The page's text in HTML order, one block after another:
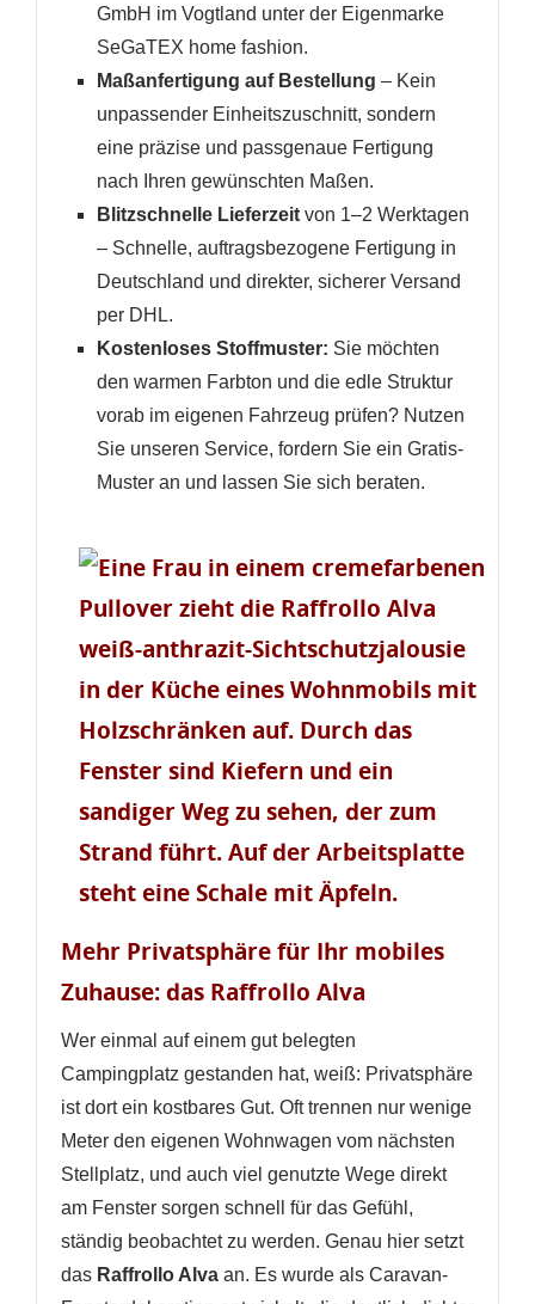
GmbH im Vogtland unter der Eigenmarke
SeGaTEX home fashion.
Maßanfertigung auf Bestellung – Kein
unpassender Einheitszuschnitt, sondern
eine präzise und passgenaue Fertigung
nach Ihren gewünschten Maßen.
Blitzschnelle Lieferzeit von 1–2 Werktagen
– Schnelle, auftragsbezogene Fertigung in
Deutschland und direkter, sicherer Versand
per DHL.
Kostenloses Stoffmuster: Sie möchten
den warmen Farbton und die edle Struktur
vorab im eigenen Fahrzeug prüfen? Nutzen
Sie unseren Service, fordern Sie ein Gratis-
Muster an und lassen Sie sich beraten.
Mehr Privatsphäre für Ihr mobiles
Zuhause: das Raffrollo Alva
Wer einmal auf einem gut belegten
Campingplatz gestanden hat, weiß: Privatsphäre
ist dort ein kostbares Gut. Oft trennen nur wenige
Meter den eigenen Wohnwagen vom nächsten
Stellplatz, und auch viel genutzte Wege direkt
am Fenster sorgen schnell für das Gefühl,
ständig beobachtet zu werden. Genau hier setzt
das Raffrollo Alva an. Es wurde als Caravan-